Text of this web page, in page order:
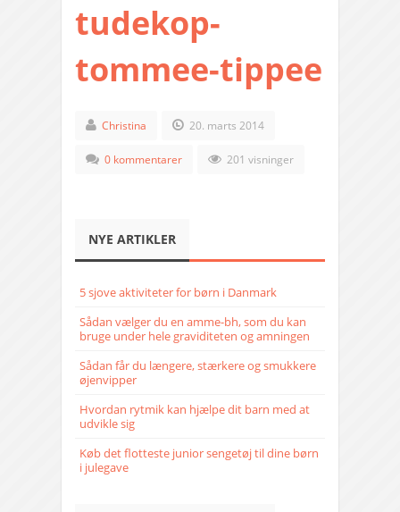
tudekop-
tommee-tippee
Christina 20. marts 2014
0 kommentarer 201 visninger
NYE ARTIKLER
5 sjove aktiviteter for børn i Danmark
Sådan vælger du en amme-bh, som du kan
bruge under hele graviditeten og amningen
Sådan får du længere, stærkere og smukkere
øjenvipper
Hvordan rytmik kan hjælpe dit barn med at
udvikle sig
Køb det flotteste junior sengetøj til dine børn
i julegave